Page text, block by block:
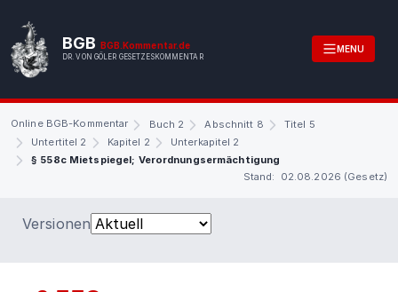
BGB BGB.Kommentar.de
DR. VON GÖLER GESETZESKOMMENTAR
MENU
Online BGB-Kommentar Buch 2 Abschnitt 8
Titel 5
Untertitel 2
Kapitel 2
Unterkapitel 2
§ 558c Mietspiegel; Verordnungsermächtigung
Stand: 02.08.2026 (Gesetz)
Versionen